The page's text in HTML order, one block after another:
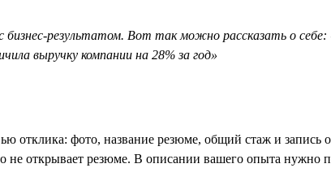
результатом. Вот так можно рассказать о себе:
выручку компании на 28% за год»
отклика: фото, название резюме, общий стаж и запись
открывает резюме. В описании вашего опыта нужно